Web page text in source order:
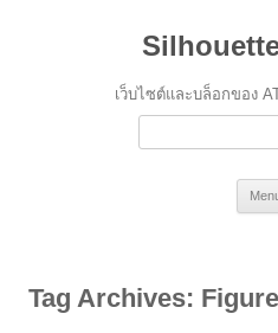
เว็บไซต์และบล็อกของ
Search
Tag Archives: